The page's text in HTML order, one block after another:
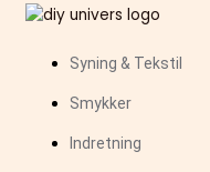
Syning & Tekstil
Smykker
Indretning